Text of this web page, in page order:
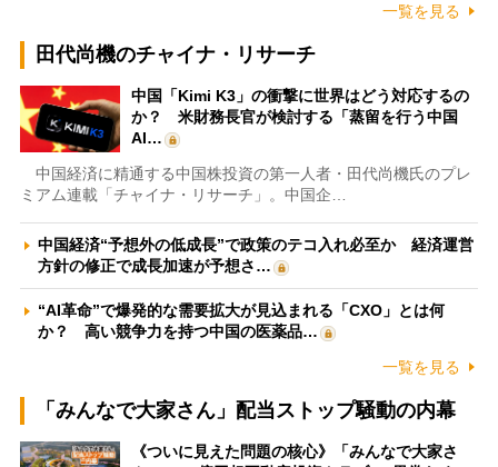
一覧を見る
田代尚機のチャイナ・リサーチ
中国「Kimi K3」の衝撃に世界はどう対応するの
か？ 米財務長官が検討する「蒸留を行う中国
AI…
中国経済に精通する中国株投資の第一人者・田代尚機氏のプレ
ミアム連載「チャイナ・リサーチ」。中国企…
中国経済“予想外の低成長”で政策のテコ入れ必至か 経済運営
方針の修正で成長加速が予想さ…
“AI革命”で爆発的な需要拡大が見込まれる「CXO」とは何
か？ 高い競争力を持つ中国の医薬品…
一覧を見る
「みんなで大家さん」配当ストップ騒動の内幕
《ついに見えた問題の核心》「みんなで大家さ